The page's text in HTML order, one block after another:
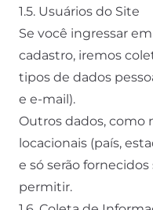
1.5. Usuários do Site
Se você ingressar
cadastro, iremos
tipos de dados
e e-mail).
Outros dados, como
locacionais (país,
e só serão
permitir.